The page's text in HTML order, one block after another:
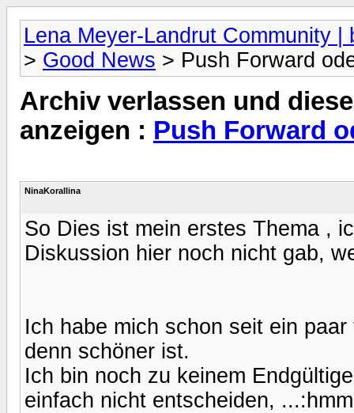
Lena Meyer-Landrut Community |
> Good News > Push Forward
Archiv verlassen und
anzeigen : Push Forward
NinaKorallina
So Dies ist mein erstes Thema ,
Diskussion hier noch nicht gab,
Ich habe mich schon seit ein
denn schöner ist.
Ich bin noch zu keinem
einfach nicht entscheiden,